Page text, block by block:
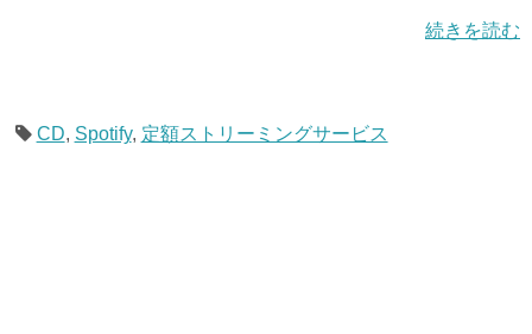
続きを読む
CD, Spotify, 定額ストリーミングサービス